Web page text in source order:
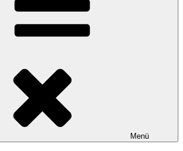
Menü